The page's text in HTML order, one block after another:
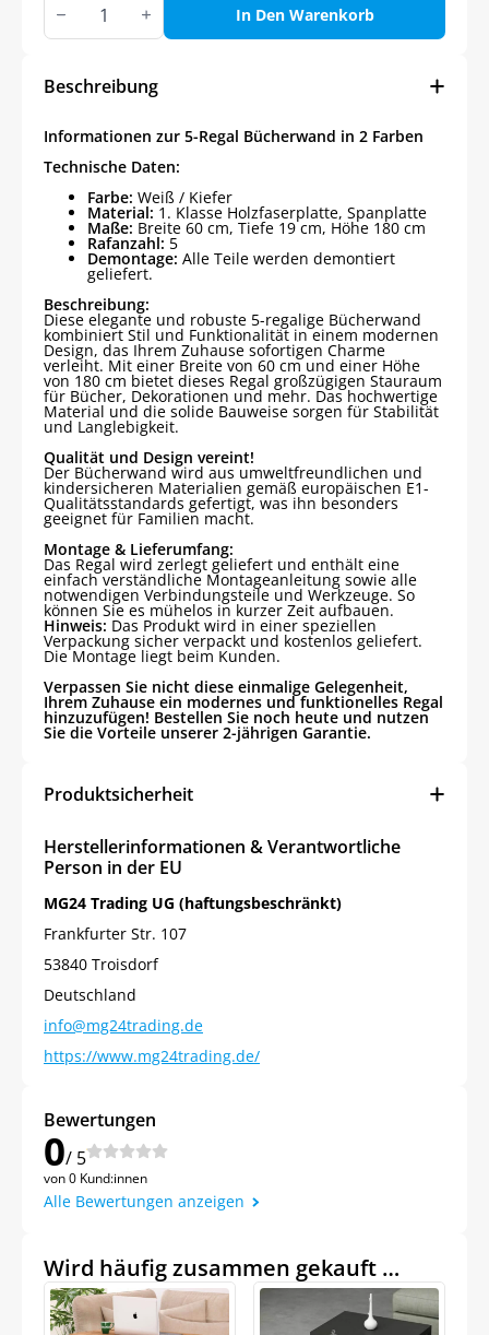
Regal
Bücherwand
Farben
In Den Warenkorb
Beschreibung
Informationen zur 5-Regal Bücherwand in 2 Farben
Technische Daten:
Farbe: Weiß / Kiefer
Material: 1. Klasse Holzfaserplatte, Spanplatte
Maße: Breite 60 cm, Tiefe 19 cm, Höhe 180 cm
Rafanzahl: 5
Demontage: Alle Teile werden demontiert
geliefert.
Beschreibung:
Diese elegante und robuste 5-regalige Bücherwand
kombiniert Stil und Funktionalität in einem modernen
Design, das Ihrem Zuhause sofortigen Charme
verleiht. Mit einer Breite von 60 cm und einer Höhe
von 180 cm bietet dieses Regal großzügigen Stauraum
für Bücher, Dekorationen und mehr. Das hochwertige
Material und die solide Bauweise sorgen für Stabilität
und Langlebigkeit.
Qualität und Design vereint!
Der Bücherwand wird aus umweltfreundlichen und
kindersicheren Materialien gemäß europäischen E1-
Qualitätsstandards gefertigt, was ihn besonders
geeignet für Familien macht.
Montage & Lieferumfang:
Das Regal wird zerlegt geliefert und enthält eine
einfach verständliche Montageanleitung sowie alle
notwendigen Verbindungsteile und Werkzeuge. So
können Sie es mühelos in kurzer Zeit aufbauen.
Hinweis: Das Produkt wird in einer speziellen
Verpackung sicher verpackt und kostenlos geliefert.
Die Montage liegt beim Kunden.
Verpassen Sie nicht diese einmalige Gelegenheit,
Ihrem Zuhause ein modernes und funktionelles Regal
hinzuzufügen! Bestellen Sie noch heute und nutzen
Sie die Vorteile unserer 2-jährigen Garantie.
Produktsicherheit
Herstellerinformationen & Verantwortliche
Person in der EU
MG24 Trading UG (haftungsbeschränkt)
Frankfurter Str. 107
53840 Troisdorf
Deutschland
info@mg24trading.de
https://www.mg24trading.de/
Bewertungen
0/ 5
von 0 Kund:innen
Alle Bewertungen anzeigen
Wird häufig zusammen gekauft …